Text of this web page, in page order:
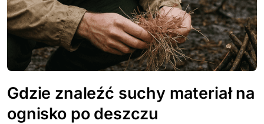
Gdzie znaleźć suchy materiał na
ognisko po deszczu